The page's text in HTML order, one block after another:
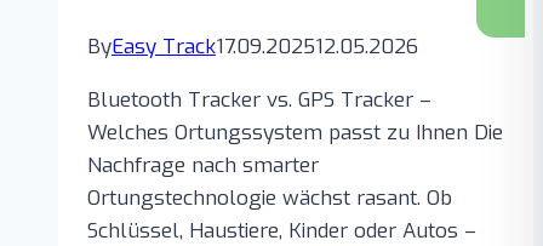
ByEasy Track17.09.202512.05.2026
Bluetooth Tracker vs. GPS Tracker –
Welches Ortungssystem passt zu Ihnen Die
Nachfrage nach smarter
Ortungstechnologie wächst rasant. Ob
Schlüssel, Haustiere, Kinder oder Autos –